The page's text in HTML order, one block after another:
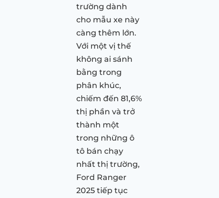
trường dành
cho mẫu xe này
càng thêm lớn.
Với một vị thế
không ai sánh
bằng trong
phân khúc,
chiếm đến 81,6%
thị phần và trở
thành một
trong những ô
tô bán chạy
nhất thị trường,
Ford Ranger
2025 tiếp tục